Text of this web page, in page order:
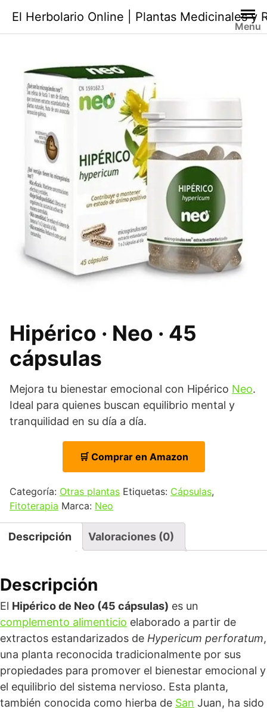
contenido
El Herbolario Online | Plantas Medicinales y
Menu
Hipérico · Neo · 45
cápsulas
Mejora tu bienestar emocional con Hipérico Neo.
Ideal para quienes buscan equilibrio mental y
tranquilidad en su día a día.
🛒 Comprar en Amazon
Categoría: Otras plantas Etiquetas: Cápsulas,
Fitoterapia Marca: Neo
Descripción Valoraciones (0)
Descripción
El Hipérico de Neo (45 cápsulas) es un
complemento alimenticio elaborado a partir de
extractos estandarizados de Hypericum perforatum,
una planta reconocida tradicionalmente por sus
propiedades para promover el bienestar emocional y
el equilibrio del sistema nervioso. Esta planta,
también conocida como hierba de San Juan, ha sido